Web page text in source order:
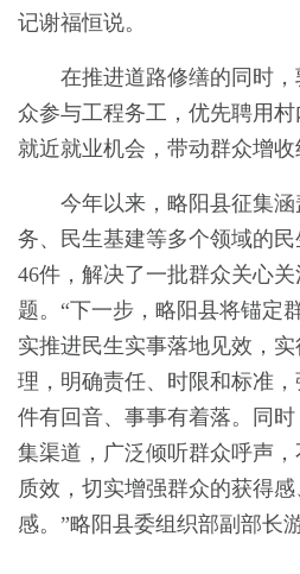
记谢福恒说。
在推进道路修缮的同时
众参与工程务工，优先聘用
就近就业机会，带动群众增收
今年以来，略阳县征集
务、民生基建等多个领域的
46件，解决了一批群众关心
题。“下一步，略阳县将锚定
实推进民生实事落地见效，
理，明确责任、时限和标准
件有回音、事事有着落。同
集渠道，广泛倾听群众呼声
质效，切实增强群众的获得
感。”略阳县委组织部副部长